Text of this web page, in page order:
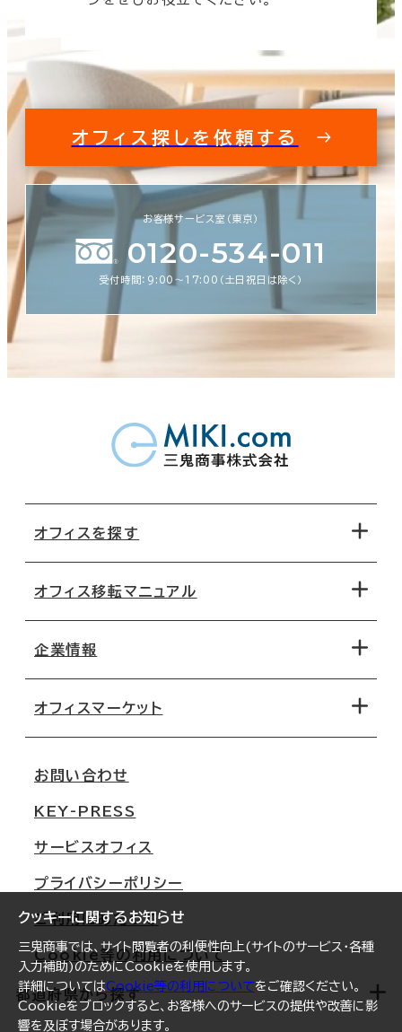
クッキーに関するお知らせ
三鬼商事では、サイト閲覧者の利便性向上(サイトのサービス・各種
入力補助)のためにCookieを使用します。
詳細についてはCookie等の利用についてをご確認ください。
Cookieをブロックすると、お客様へのサービスの提供や改善に影
響を及ぼす場合があります。
オフィス探しを依頼する
お客様サービス室（東京）
0120-534-011
受付時間：9:00〜17:00（土日祝日は除く）
オフィスを探す
地図から探す
路線・駅から探す
オフィス移転マニュアル
移転コストシミュレーション
移転スケジュール
オフィス移転Q&A
企業情報
オフィスマーケット
大阪
名古屋
札幌
仙台
横浜
福岡
オフィスリポート
お問い合わせ
KEY-PRESS
サービスオフィス
プライバシーポリシー
ご利用にあたって
Cookie等の利用について
都道府県から探す